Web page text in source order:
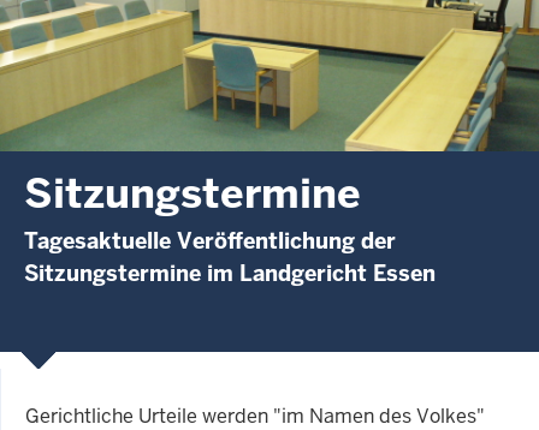
Sitzungstermine
Tagesaktuelle Veröffentlichung der
Sitzungstermine im Landgericht Essen
Gerichtliche Urteile werden "im Namen des Volkes"